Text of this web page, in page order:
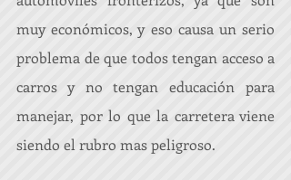
muy económicos, y eso causa un serio
problema de que todos tengan acceso a
carros y no tengan educación para
manejar, por lo que la carretera viene
siendo el rubro mas peligroso.